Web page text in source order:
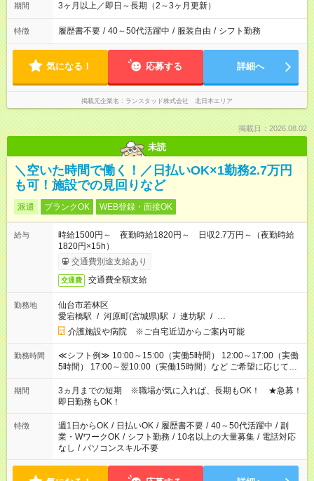
期間 3ヶ月以上／即日～長期（2～3ヶ月更新）
特徴 履歴書不要 / 40～50代活躍中 / 服装自由 / シフト勤務
気になる！ 応募する 詳細へ
掲載元企業名 ランスタッド株式会社 北日本エリア
掲載日：2026.08.02
未読
＼空いた時間で働く！／日払いOK×1勤務2.7万円
も可！施設での見回りなど
派遣 ブランクOK WEB登録・面接OK
給与
時給1500円～ 夜勤時給1820円～ 日収2.7万円～（夜勤時給
1820円×15h）
交通費別途支給あり
交通費 交通費全額支給
勤務地
仙台市若林区
愛宕橋駅 / 河原町(宮城県)駅 / 連坊駅 / …
介護施設や病院 ※ご自宅近辺からご案内可能
勤務時間
≪シフト例≫ 10:00～15:00（実働5時間） 12:00～17:00（実働
5時間） 17:00～翌10:00（実働15時間）など ご希望に応じて、
働く時間は調整できます！ お気軽に担当へ相談ください！
期間
3ヵ月までの短期 ※職場が気に入れば、長期もOK！ ★急募！
即日勤務もOK！
特徴 週1日からOK / 日払いOK / 履歴書不要 / 40～50代活躍中 / 副
業・WワークOK / シフト勤務 / 10名以上の大量募集 / 電話対応
なし / パソコンスキル不要